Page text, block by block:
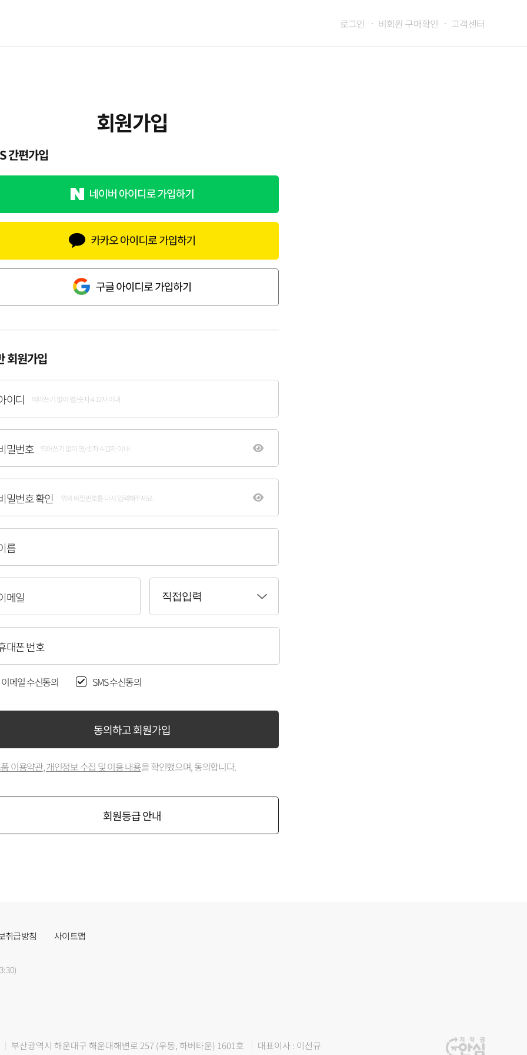
로그인 비회원 구매확인 고객센터
간편가입
회원가입
이디 띄어쓰기 없이 영/숫자 4-12자 이내
밀번호 띄어쓰기 없이 영/숫자 4-12자 이내
밀번호 확인 위의 비밀번호를 다시 입력해주세요.
름
메일 직접입력
대폰 번호
이메일 수신동의 SMS 수신동의
동의하고 회원가입
이용약관,개인정보 수집 및 이용 내용을 확인했으며, 동의합니다.
회원등급 안내
취급방침 사이트맵
부산광역시 해운대구 해운대해변로 257 (우동, 하버타운) 1601호 대표이사 : 이선규